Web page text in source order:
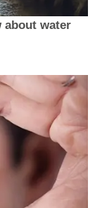
about water